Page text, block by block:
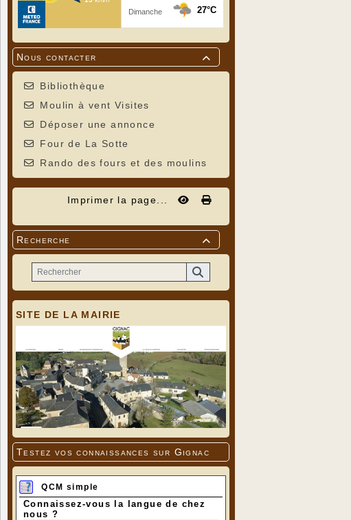

Nous contacter
Bibliothèque
Moulin à vent Visites
Déposer une annonce
Four de La Sotte
Rando des fours et des moulins
Imprimer la page...

Recherche
SITE DE LA MAIRIE
Testez vos connaissances sur Gignac
QCM simple
Connaissez-vous la langue de chez
nous ?